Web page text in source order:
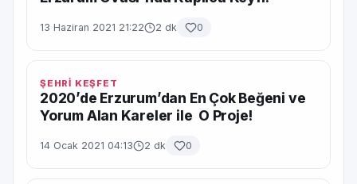
13 Haziran 2021 21:22 2 dk 0
ŞEHRİ KEŞFET
2020’de Erzurum’dan En Çok Beğeni ve
Yorum Alan Kareler ile O Proje!
14 Ocak 2021 04:13 2 dk 0